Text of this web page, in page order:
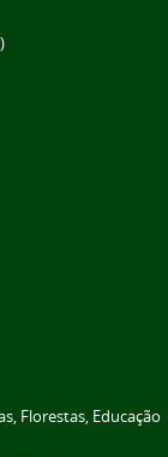
Florestas, Educação